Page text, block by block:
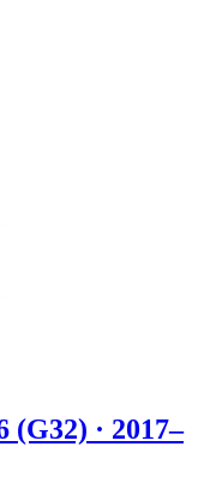
(G32) · 2017–